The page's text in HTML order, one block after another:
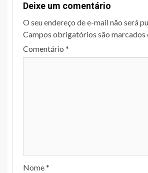
Deixe um comentário
O seu endereço de e-mail não será
Campos obrigatórios são marcados
Comentário *
Nome*